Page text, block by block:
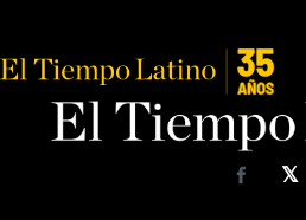
𝕏